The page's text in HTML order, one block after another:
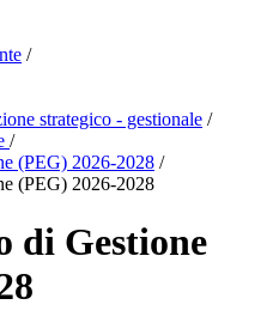
/
strategico - gestionale /
/
(PEG) 2026-2028 /
(PEG) 2026-2028
di Gestione